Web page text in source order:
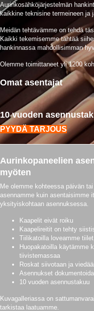
Aurinkosähköjärjestelmän
kaikkine teknisine termeineen ja
Meidän tehtävämme on tehdä
Kaikki tekemisemme tähtää
hankinnassa mahdollisimman
Olemme toimittaneet yli 1200
Omat asentajat
10 vuoden
PYYDÄ TARJOUS
Aurinkopaneelien
myöten
Me olemme kohteessa päivän
asennamme kuin asentaisimme
yksityiskohtaan asennuksessa.
Kaapelit eivät roiku
Kaapelireitit on tehty
Tiilikatoilla loveamme
Huopakatoilla käytämme
tiivistemassaa
Roskat siivotaan ja
Asennukset
10 vuoden asennustakuu
Kuvagalleriassa on
tarkistaa laatuamme.